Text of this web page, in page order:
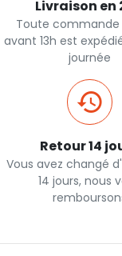
Livraison en
Toute commande
avant 13h est
journée
Retour 14
Vous avez changé
14 jours, nous